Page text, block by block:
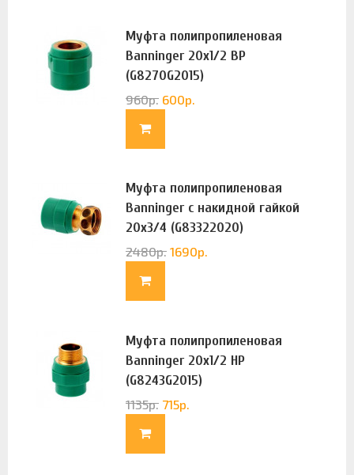
Муфта полипропиленовая
Banninger 20х1/2 ВР
(G8270G2015)
960р. 600р.
Муфта полипропиленовая
Banninger с накидной гайкой
20х3/4 (G83322020)
2480р. 1690р.
Муфта полипропиленовая
Banninger 20х1/2 НР
(G8243G2015)
1135р. 715р.